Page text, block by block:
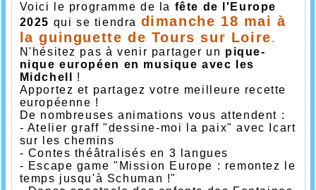
Voici le programme de la fête de l'Europe
2025 qui se tiendra dimanche 18 mai à
la guinguette de Tours sur Loire.
N'hésitez pas à venir partager un pique-
nique européen en musique avec les
Midchell
!
Apportez et partagez votre meilleure recette
européenne !
De nombreuses animations vous attendent :
- Atelier graff "dessine-moi la paix" avec Icart
sur les chemins
- Contes théâtralisés en 3 langues
- Escape game "Mission Europe : remontez le
temps jusqu'à Schuman !"